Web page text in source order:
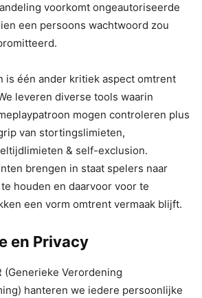
voorkomt ongeautoriseerde
een persoons wachtwoord zou
is één ander kritiek aspect omtrent
leveren diverse tools waarin
mogen controleren plus
van stortingslimieten,
& self-exclusion.
brengen in staat spelers naar
houden en daarvoor voor te
een vorm omtrent vermaak blijft.
en Privacy
(Generieke Verordening
hanteren we iedere persoonlijke